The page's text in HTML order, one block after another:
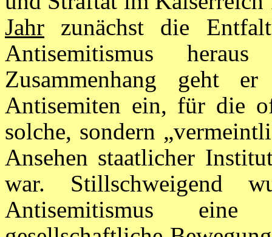
Jahr zunächst die
Antisemitismus
Zusammenhang geht
Antisemiten ein, für die
solche, sondern
Ansehen staatlicher
war. Stillschweigend
Antisemitismus